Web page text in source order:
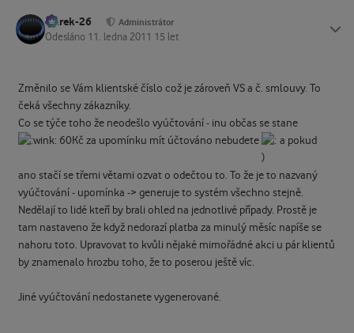
Marek-26 Administrátor
Odesláno 11. ledna 2011 15 let
Změnilo se Vám klientské číslo což je zároveň VS a č. smlouvy. To
čeká všechny zákazníky.
Co se týče toho že neodešlo vyúčtování - inu občas se stane
60Kč za upomínku mít účtováno nebudete
a pokud
ano stačí se třemi větami ozvat o odečtou to. To že je to nazvaný
vyúčtování - upomínka -> generuje to systém všechno stejně.
Nedělají to lidé kteří by brali ohled na jednotlivé případy. Prostě je
tam nastaveno že když nedorazí platba za minulý měsíc napíše se
nahoru toto. Upravovat to kvůli nějaké mimořádné akci u pár klientů
by znamenalo hrozbu toho, že to poserou ještě víc.
Jiné vyúčtování nedostanete vygenerované.